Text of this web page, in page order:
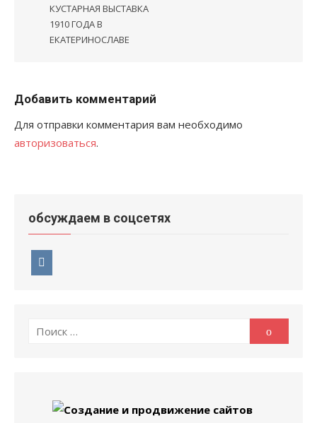
КУСТАРНАЯ ВЫСТАВКА
1910 ГОДА В
ЕКАТЕРИНОСЛАВЕ
Добавить комментарий
Для отправки комментария вам необходимо
авторизоваться.
обсуждаем в соцсетях
Поиск
Поиск